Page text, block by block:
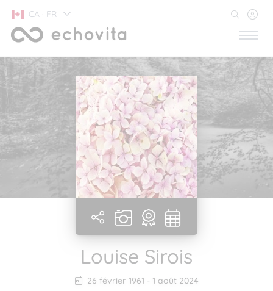
CA · FR
Louise Sirois
26 février 1961 - 1 août 2024